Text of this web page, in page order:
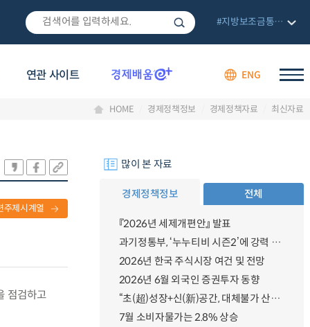
연관 사이트 ENG
#지방보조금통합관리망
HOME 경제정책정보 경제정책자료 최신자료
주제시계열
점검하고
많이 본 자료
경제정책정보 전체
『2026년 세제개편안』 발표
과기정통부, ‘누누티비 시즌2’에 강력 대응 의지 밝혀
2026년 한국 주식시장 여건 및 전망
2026년 6월 외국인 증권투자 동향
“초(超)성장+신(新)공간, 대체불가 산업강국”
7월 소비자물가는 2.8% 상승